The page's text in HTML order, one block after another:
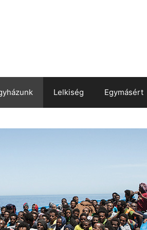
Lelkiség Egymásért